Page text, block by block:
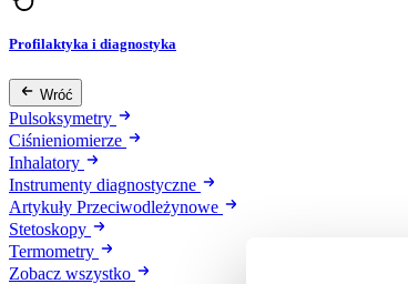
Profilaktyka i diagnostyka
Wróć
Pulsoksymetry
Ciśnieniomierze
Inhalatory
Instrumenty diagnostyczne
Artykuły Przeciwodleżynowe
Stetoskopy
Termometry
Zobacz wszystko